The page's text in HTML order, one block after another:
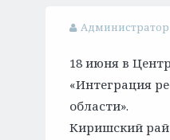
Администратор
18 июня в
«Интеграция
области».
Киришский